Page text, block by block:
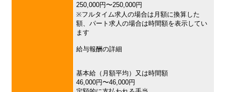
250,000円〜250,000円
※フルタイム求人の場合は月額に換算した
額、パート求人の場合は時間額を表示してい
ます
給与報酬の詳細
基本給（月額平均）又は時間額
46,000円〜46,000円